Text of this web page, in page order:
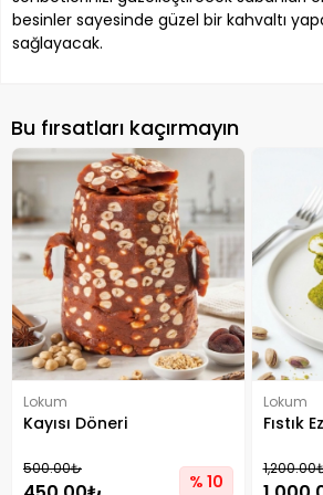
besinler sayesinde güzel bir kahvaltı
sağlayacak.
Bu fırsatları kaçırmayın
Lokum
Kayısı Döneri
500.00₺
% 10
Lokum
Fıstık